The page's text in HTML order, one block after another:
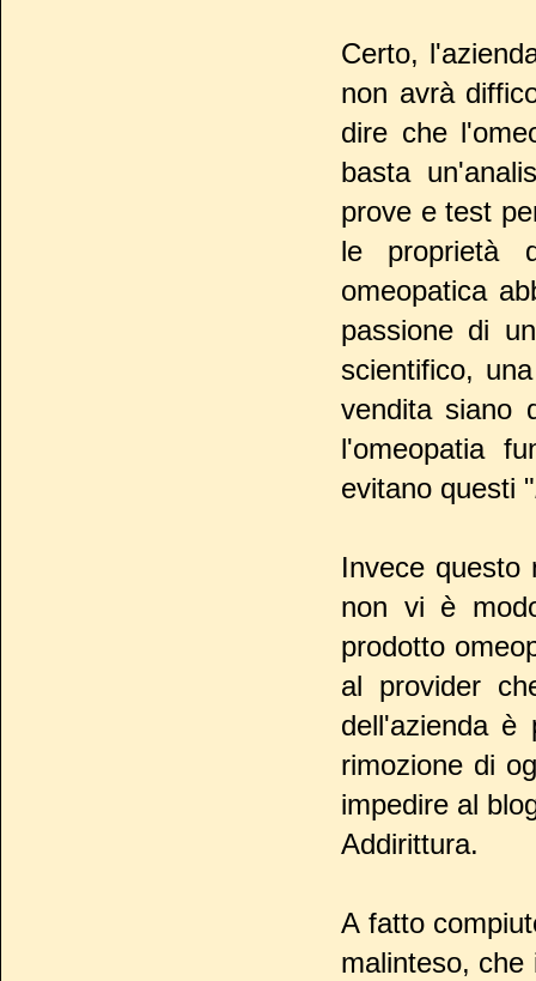
Certo,
non avrà
dire che
basta
prove e test
le proprietà
omeopatica
passione di
scientifico,
vendita siano
l'omeopatia
evitano questi "
Invece questo
non vi è
prodotto
al provider
dell'azienda
rimozione di
impedire al
Addirittura.
A fatto
malinteso, che